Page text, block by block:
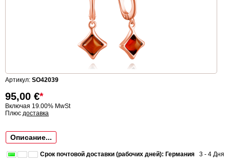
Артикул: SO42039
95,00 €*
Включая 19.00% MwSt
Плюс доставка
Описание...
Срок почтовой доставки (рабочих дней): Германия 3 - 4 Дня